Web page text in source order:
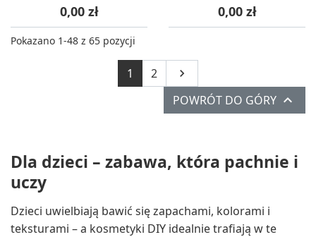
Cena
0,00 zł
Cena
0,00 zł
Pokazano 1-48 z 65 pozycji
1 2 Następny

POWRÓT DO GÓRY 
Dla dzieci – zabawa, która pachnie i
uczy
Dzieci uwielbiają bawić się zapachami, kolorami i
teksturami – a kosmetyki DIY idealnie trafiają w te